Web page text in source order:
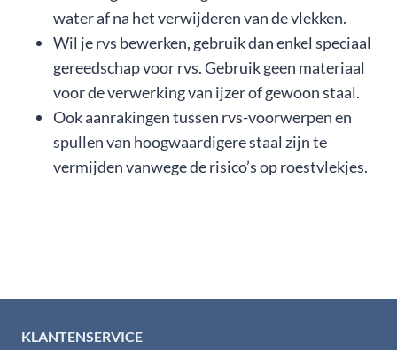
water af na het verwijderen van de vlekken.
Wil je rvs bewerken, gebruik dan enkel speciaal
gereedschap voor rvs. Gebruik geen materiaal
voor de verwerking van ijzer of gewoon staal.
Ook aanrakingen tussen rvs-voorwerpen en
spullen van hoogwaardigere staal zijn te
vermijden vanwege de risico’s op roestvlekjes.
KLANTENSERVICE